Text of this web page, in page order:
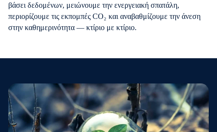
βάσει δεδομένων, μειώνουμε την ενεργειακή σπατάλη,
περιορίζουμε τις εκπομπές CO₂ και αναβαθμίζουμε την άνεση
στην καθημερινότητα — κτίριο με κτίριο.